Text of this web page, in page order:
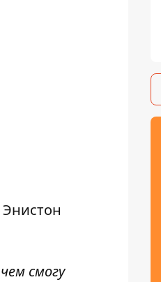
Энистон
смогу